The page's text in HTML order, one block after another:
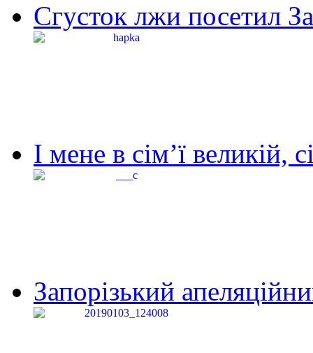
Сгусток лжи посетил
І мене в сім’ї великій,
Запорізький